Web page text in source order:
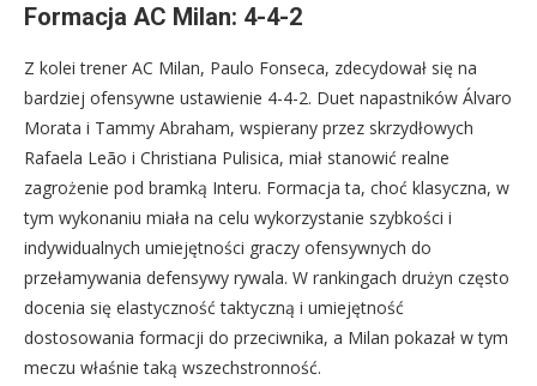
Formacja AC Milan: 4-4-2
Z kolei trener AC Milan, Paulo Fonseca, zdecydował się na
bardziej ofensywne ustawienie 4-4-2. Duet napastników Álvaro
Morata i Tammy Abraham, wspierany przez skrzydłowych
Rafaela Leão i Christiana Pulisica, miał stanowić realne
zagrożenie pod bramką Interu. Formacja ta, choć klasyczna, w
tym wykonaniu miała na celu wykorzystanie szybkości i
indywidualnych umiejętności graczy ofensywnych do
przełamywania defensywy rywala. W rankingach drużyn często
docenia się elastyczność taktyczną i umiejętność
dostosowania formacji do przeciwnika, a Milan pokazał w tym
meczu właśnie taką wszechstronność.